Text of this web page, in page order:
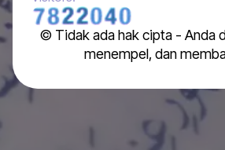
© Tidak ada hak cipta - Anda
menempel, dan